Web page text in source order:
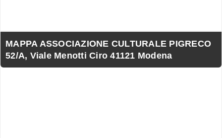
MAPPA ASSOCIAZIONE CULTURALE PIGRECO
52/A, Viale Menotti Ciro 41121 Modena